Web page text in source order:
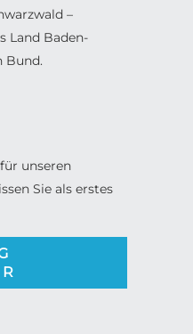
–
Land Baden-
Bund.
unseren
Sie als erstes